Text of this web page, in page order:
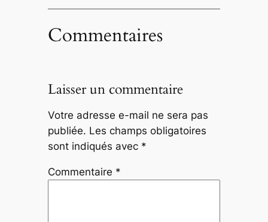
Commentaires
Laisser un commentaire
Votre adresse e-mail ne sera pas
publiée. Les champs obligatoires
sont indiqués avec *
Commentaire *